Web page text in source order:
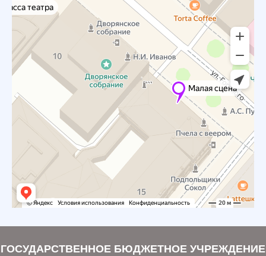
ГОСУДАРСТВЕННОЕ БЮДЖЕТНОЕ УЧРЕЖДЕНИЕ